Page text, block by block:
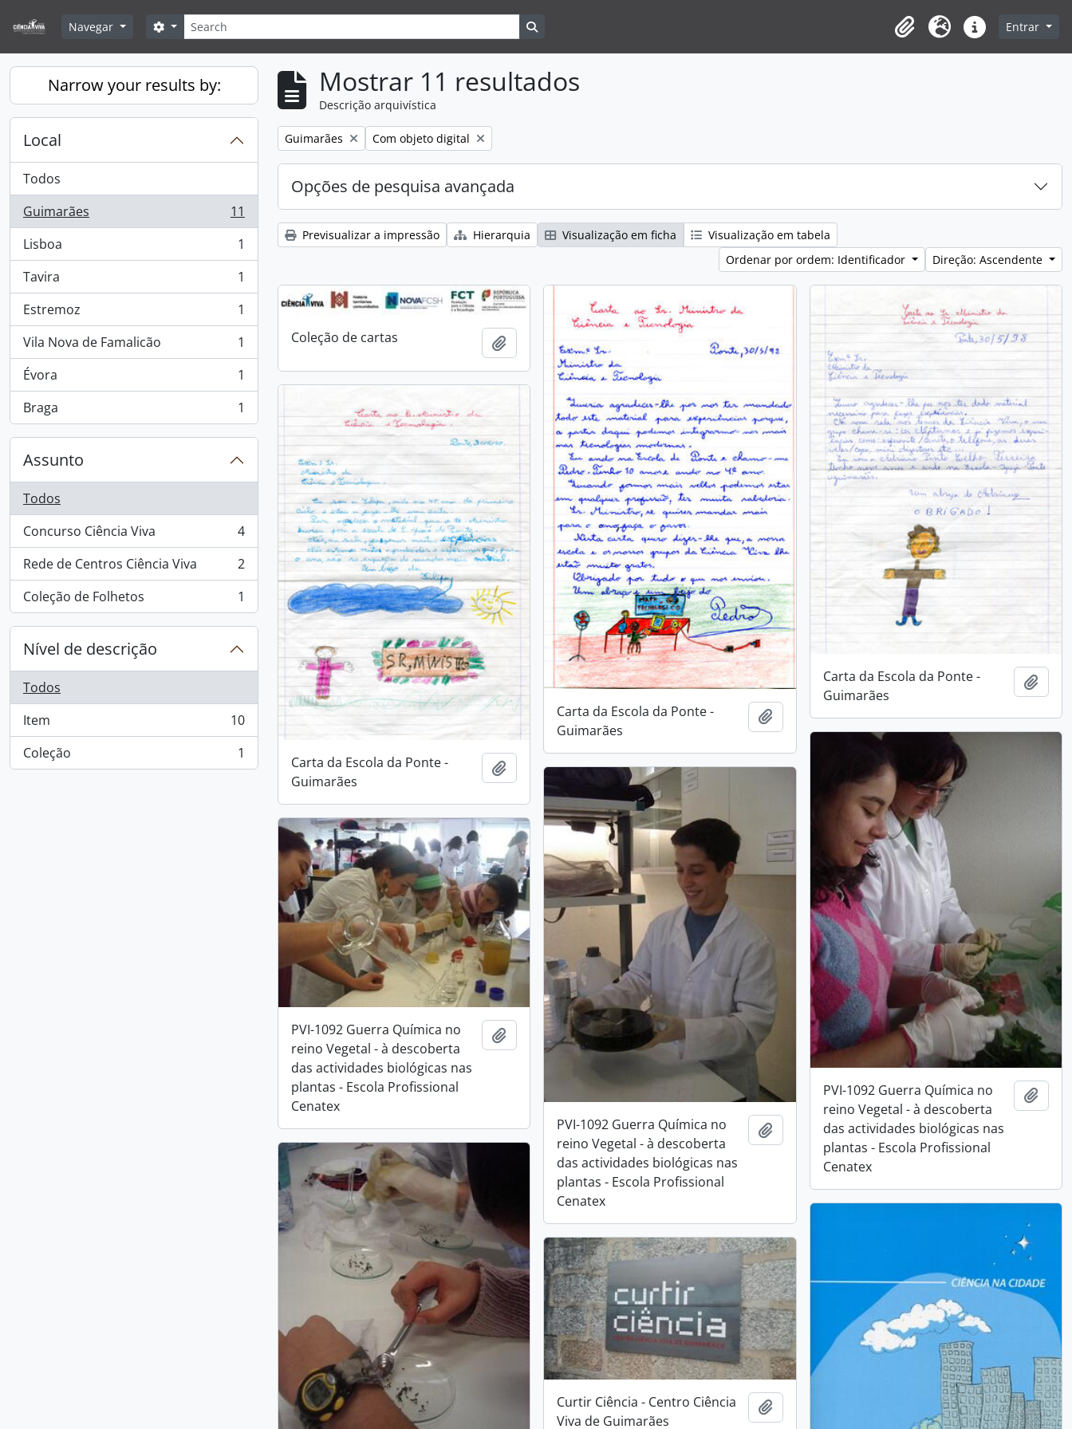
Navegar
Pesquisar
Search options
Clipboard
Idioma Ligações rápidas
Entrar
Narrow your results by:
Local
Todos
Guimarães
, 11 resultados
11
Lisboa
, 1 resultados
1
Tavira
, 1 resultados
1
Estremoz
, 1 resultados
1
Vila Nova de Famalicão
, 1 resultados
1
Évora
, 1 resultados
1
Braga
, 1 resultados 1
Assunto
Todos
Concurso Ciência Viva
, 4 resultados
4
Rede de Centros Ciência Viva
, 2 resultados
2
Coleção de Folhetos
, 1 resultados 1
Nível de descrição
Todos
Item
, 10 resultados
10
Coleção
, 1 resultados 1
Mostrar 11 resultados
Descrição arquivística
Remove filter:
Guimarães Remove filter:
Com objeto digital
Opções de pesquisa avançada
Previsualizar a impressão Hierarquia Visualização em ficha
Visualização em tabela
Ordenar por ordem: Identificador
Direção: Ascendente
Coleção de cartas Adicionar à área de transferência
Carta da Escola da Ponte -
Guimarães
Adicionar à área de transferência
Carta da Escola da Ponte -
Guimarães
Carta da Escola da Ponte -
Guimarães
Adicionar à área de transferência
PVI-1092 Guerra Química no
reino Vegetal - à descoberta
das actividades biológicas nas
plantas - Escola Profissional
Cenatex
PVI-1092 Guerra Química no
reino Vegetal - à descoberta
das actividades biológicas nas
plantas - Escola Profissional
Cenatex
Adicionar à área de transferência
PVI-1092 Guerra Química no
reino Vegetal - à descoberta
das actividades biológicas nas
plantas - Escola Profissional
Cenatex
Adicionar à área de transferência
Curtir Ciência - Centro Ciência
Viva de Guimarães
Adicionar à área de transferência